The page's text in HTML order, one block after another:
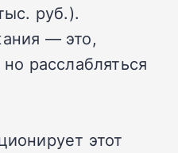
руб.).
— это,
расслабляться
этот